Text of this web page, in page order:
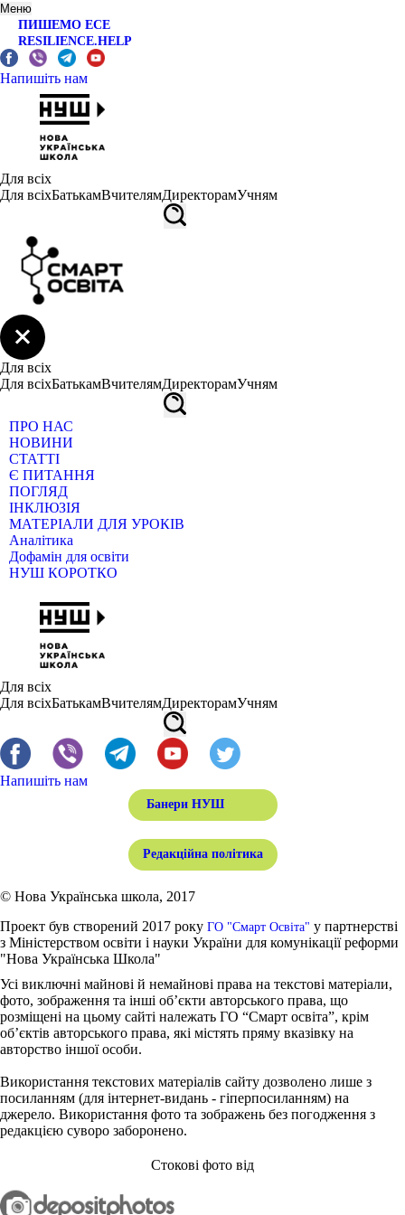
Меню
ПИШЕМО ЕСЕ
RESILIENCE.HELP
Напишіть нам
Для всіх
Для всіхБатькамВчителямДиректорамУчням
Для всіх
Для всіхБатькамВчителямДиректорамУчням
ПРО НАС
НОВИНИ
СТАТТІ
Є ПИТАННЯ
ПОГЛЯД
ІНКЛЮЗІЯ
МАТЕРІАЛИ ДЛЯ УРОКІВ
Аналітика
Дофамін для освіти
НУШ КОРОТКО
Для всіх
Для всіхБатькамВчителямДиректорамУчням
Напишіть нам
Банери НУШ
Редакційна політика
© Нова Українська школа, 2017
Проект був створений 2017 року ГО "Смарт Освіта" у партнерстві
з Міністерством освіти і науки України для комунікації реформи
"Нова Українська Школа"
Усі виключні майнові й немайнові права на текстові матеріали,
фото, зображення та інші об’єкти авторського права, що
розміщені на цьому сайті належать ГО “Смарт освіта”, крім
об’єктів авторського права, які містять пряму вказівку на
авторство іншої особи.
Використання текстових матеріалів сайту дозволено лише з
посиланням (для інтернет-видань - гіперпосиланням) на
джерело. Використання фото та зображень без погодження з
редакцією суворо заборонено.
Стокові фото від